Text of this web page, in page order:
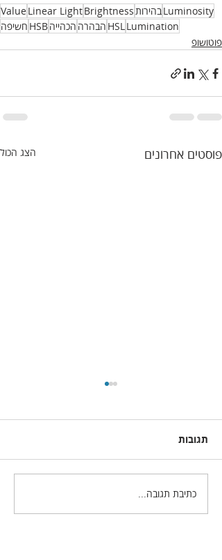
LuminosityבהירותBrightness
Linear Light
Value
Lumination
HSL הבהרה הכהייהHSB חשיפה
פוטושופ
פוסטים אחרונים הצג הכול
שלושת מרכיבי הצבע-
רווייה
תגובות
כתיבת תגובה...